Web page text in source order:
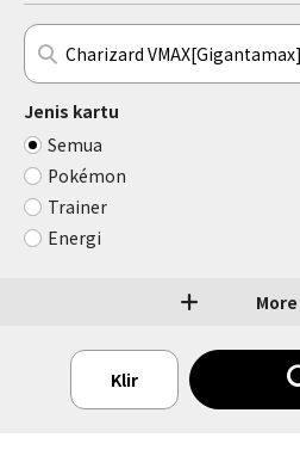
Jenis kartu
Semua
Pokémon
Trainer
Energi
More
Klir